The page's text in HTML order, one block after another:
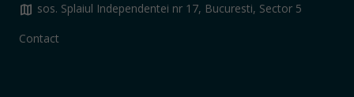
map sos. Splaiul Independentei nr 17, Bucuresti, Sector 5
Contact